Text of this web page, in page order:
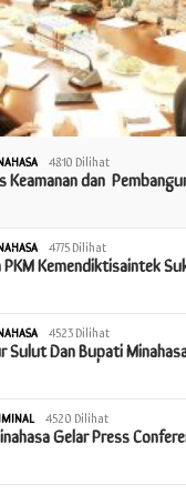
4810 Dilihat
Keamanan dan
4775 Dilihat
PKM Kemendiktisaintek
4523 Dilihat
Sulut Dan Bupati
4520 Dilihat
Gelar Press